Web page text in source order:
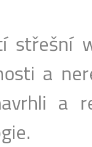
střešní
a
a